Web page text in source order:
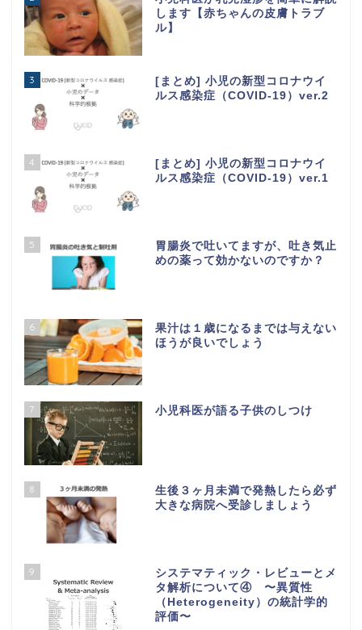
します【赤ちゃんの皮膚トラブ
ル】
3
[まとめ] 小児の新型コロナウイ
ルス感染症（COVID-19）ver.2
4
[まとめ] 小児の新型コロナウイ
ルス感染症（COVID-19）ver.1
5
胃腸炎で吐いてますが、吐き気止
めの薬って効かないのですか？
6
果汁は１歳になるまでは与えない
ほうが良いでしょう
7 小児科医が語る子供のしつけ
8
生後３ヶ月未満で発熱したら必ず
大きな病院へ受診しましょう
9
システマティック・レビューとメ
タ解析について④ 〜異質性
（Heterogeneity）の統計学的
評価〜